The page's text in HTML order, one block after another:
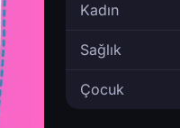
Kadın
Sağlık
Çocuk